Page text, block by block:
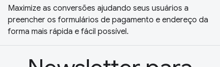
Maximize as conversões ajudando seus usuários a
preencher os formulários de pagamento e endereço da
forma mais rápida e fácil possível.